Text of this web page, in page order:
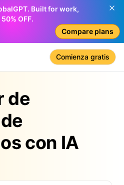
Built for work,
OFF.
Compare plans
Comienza gratis
de
con IA